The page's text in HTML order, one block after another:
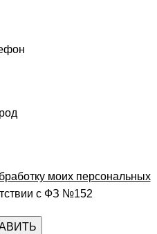
моих персональных
с ФЗ №152